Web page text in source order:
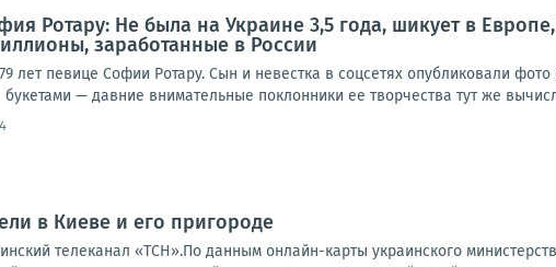
Ротару: Не была на Украине 3,5 года, шикует в
заработанные в России
лет певице Софии Ротару. Сын и невестка в соцсетях опубликовали
— давние внимательные поклонники ее творчества тут же
в Киеве и его пригороде
телеканал «ТСН».По данным онлайн-карты украинского